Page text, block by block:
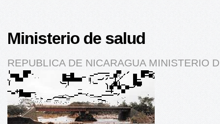
Ministerio de salud
REPUBLICA DE NICARAGUA MINISTERIO